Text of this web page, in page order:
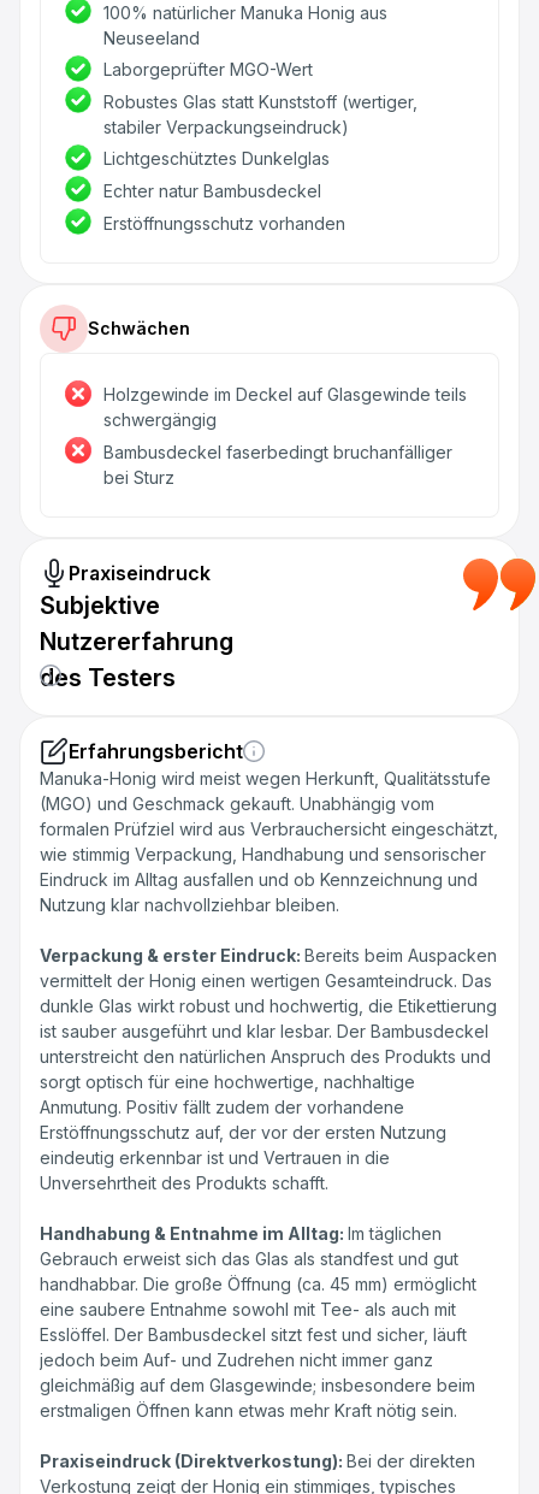
100% natürlicher Manuka Honig aus
Neuseeland
Laborgeprüfter MGO-Wert
Robustes Glas statt Kunststoff (wertiger,
stabiler Verpackungseindruck)
Lichtgeschütztes Dunkelglas
Echter natur Bambusdeckel
Erstöffnungsschutz vorhanden
Schwächen
Holzgewinde im Deckel auf Glasgewinde teils
schwergängig
Bambusdeckel faserbedingt bruchanfälliger
bei Sturz
Praxiseindruck
Subjektive
Nutzererfahrung
des Testers
Erfahrungsbericht
Manuka-Honig wird meist wegen Herkunft, Qualitätsstufe
(MGO) und Geschmack gekauft. Unabhängig vom
formalen Prüfziel wird aus Verbrauchersicht eingeschätzt,
wie stimmig Verpackung, Handhabung und sensorischer
Eindruck im Alltag ausfallen und ob Kennzeichnung und
Nutzung klar nachvollziehbar bleiben.
Verpackung & erster Eindruck: Bereits beim Auspacken
vermittelt der Honig einen wertigen Gesamteindruck. Das
dunkle Glas wirkt robust und hochwertig, die Etikettierung
ist sauber ausgeführt und klar lesbar. Der Bambusdeckel
unterstreicht den natürlichen Anspruch des Produkts und
sorgt optisch für eine hochwertige, nachhaltige
Anmutung. Positiv fällt zudem der vorhandene
Erstöffnungsschutz auf, der vor der ersten Nutzung
eindeutig erkennbar ist und Vertrauen in die
Unversehrtheit des Produkts schafft.
Handhabung & Entnahme im Alltag: Im täglichen
Gebrauch erweist sich das Glas als standfest und gut
handhabbar. Die große Öffnung (ca. 45 mm) ermöglicht
eine saubere Entnahme sowohl mit Tee- als auch mit
Esslöffel. Der Bambusdeckel sitzt fest und sicher, läuft
jedoch beim Auf- und Zudrehen nicht immer ganz
gleichmäßig auf dem Glasgewinde; insbesondere beim
erstmaligen Öffnen kann etwas mehr Kraft nötig sein.
Praxiseindruck (Direktverkostung): Bei der direkten
Verkostung zeigt der Honig ein stimmiges, typisches